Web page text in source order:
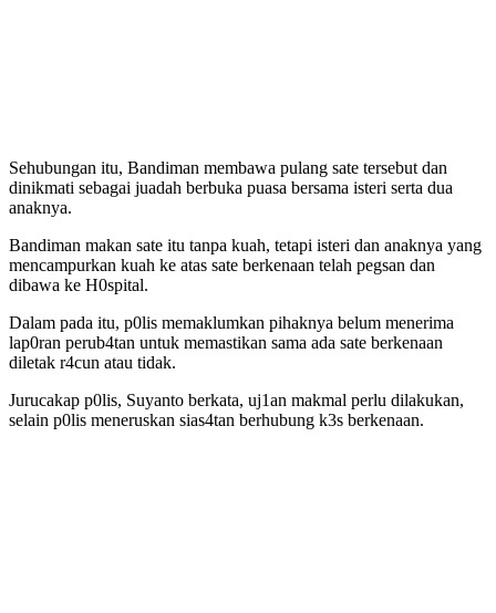
Sehubungan itu, Bandiman membawa pulang sate tersebut dan
dinikmati sebagai juadah berbuka puasa bersama isteri serta dua
anaknya.
Bandiman makan sate itu tanpa kuah, tetapi isteri dan anaknya yang
mencampurkan kuah ke atas sate berkenaan telah pegsan dan
dibawa ke H0spital.
Dalam pada itu, p0lis memaklumkan pihaknya belum menerima
lap0ran perub4tan untuk memastikan sama ada sate berkenaan
diletak r4cun atau tidak.
Jurucakap p0lis, Suyanto berkata, uj1an makmal perlu dilakukan,
selain p0lis meneruskan sias4tan berhubung k3s berkenaan.